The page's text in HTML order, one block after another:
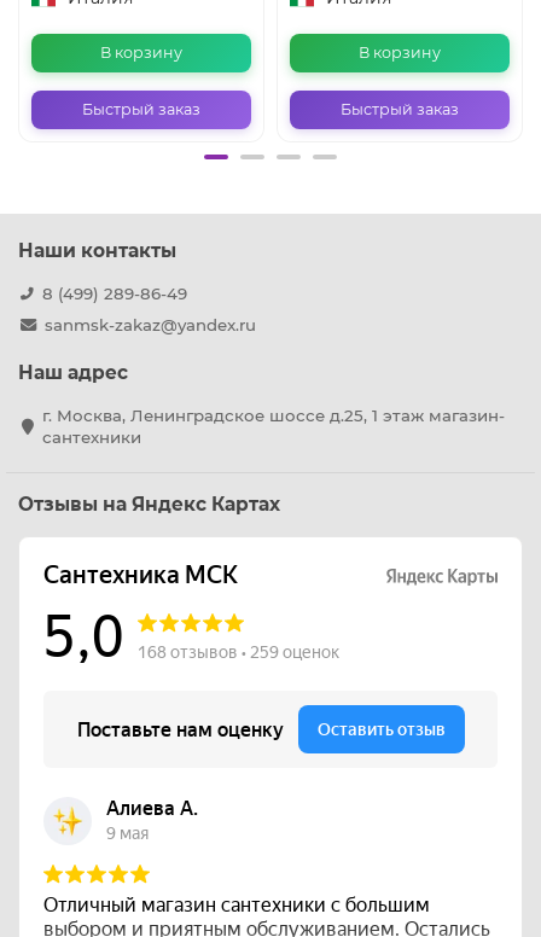
В корзину
Быстрый заказ
В корзину
Быстрый заказ
Наши контакты
8 (499) 289-86-49
sanmsk-zakaz@yandex.ru
Наш адрес
г. Москва, Ленинградское шоссе д.25, 1 этаж магазин-
сантехники
Отзывы на Яндекс Картах